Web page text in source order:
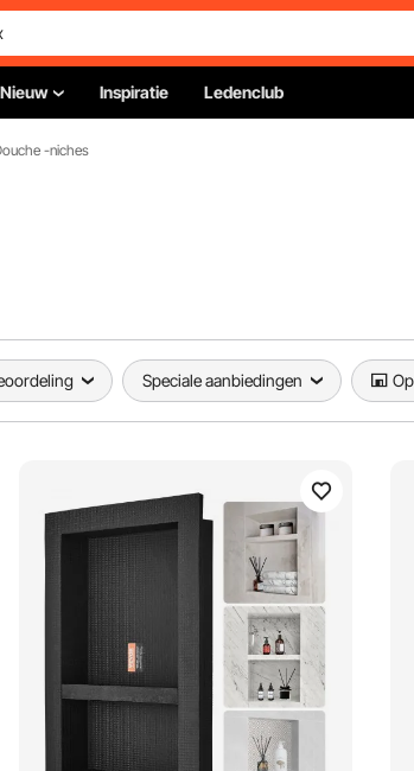
Nieuw Inspiratie Ledenclub
-niches
Speciale aanbiedingen